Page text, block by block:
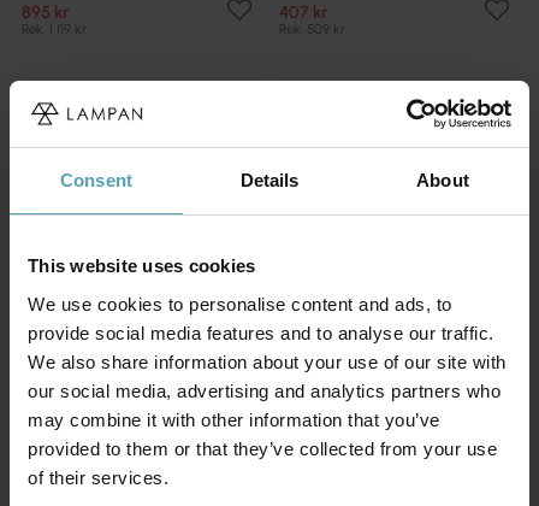
Consent Details About
This website uses cookies
We use cookies to personalise content and ads, to
provide social media features and to analyse our traffic.
We also share information about your use of our site with
our social media, advertising and analytics partners who
may combine it with other information that you’ve
provided to them or that they’ve collected from your use
of their services.
895 kr
Rek. 1 119 kr
407 kr
Rek. 509 kr
LUCIDE
Sharan Ø38 plafond
599 kr
KAMPANJ
COTTEX
Baton 68cm plafond